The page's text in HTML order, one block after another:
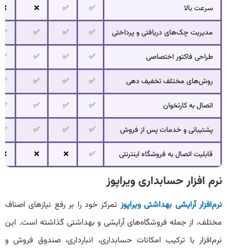
سرعت بالا ✅
✅
❌
❌
مدیریت چک‌های دریافتی و پرداختی ✅
✅
✅
✅
طراحی فاکتور اختصاصی ✅
✅
✅
✅
روش‌های مختلف تخفیف دهی ✅
✅
✅
✅
اتصال به کارتخوان ✅
✅
✅
✅
پشتیبانی و خدمات پس از فروش ✅
✅
✅
✅
قابلیت اتصال به فروشگاه اینترنتی ✅
❌
❌
❌
نرم افزار حسابداری ویراپوز
نرم‌افزار آرایشی بهداشتی ویراپوز تمرکز خود را بر رفع نیازهای اصناف
مختلف، از جمله فروشگاه‌های آرایشی و بهداشتی گذاشته است. این
نرم‌افزار با ترکیب امکانات حسابداری، انبارداری، صندوق فروش و